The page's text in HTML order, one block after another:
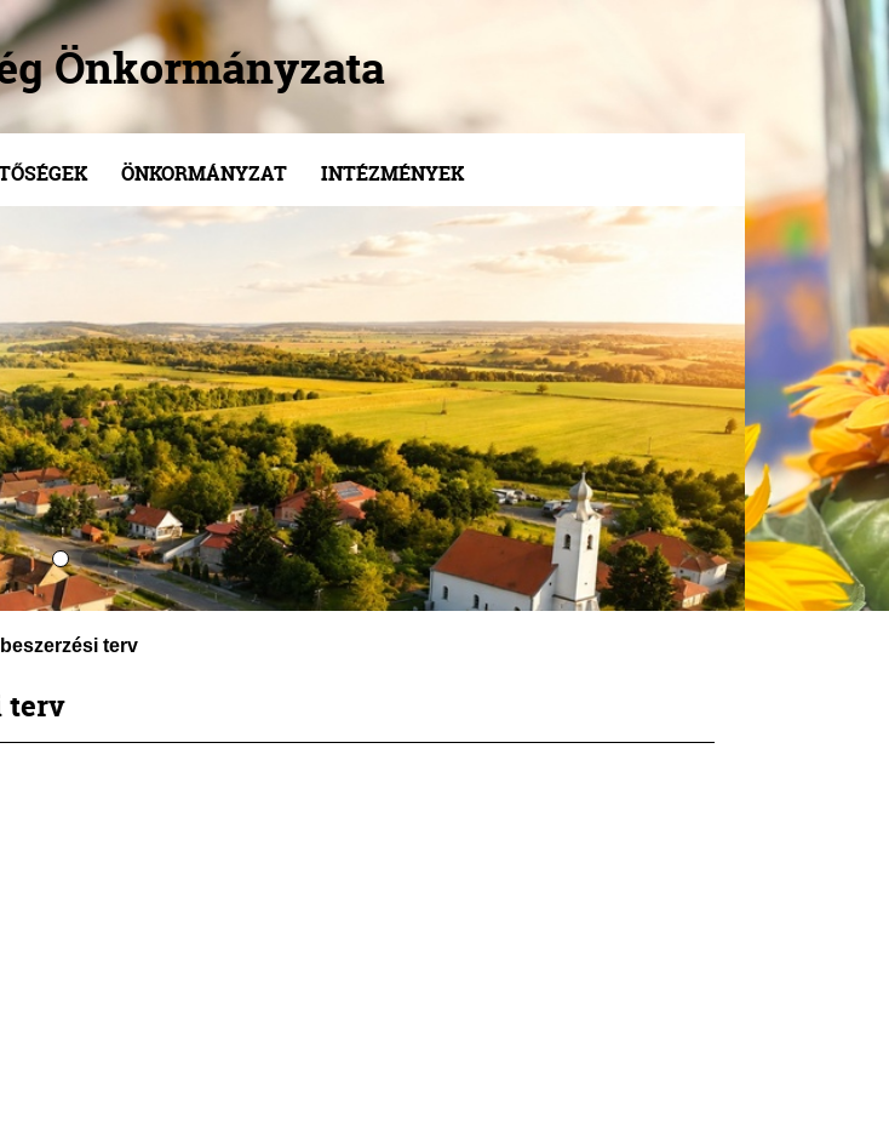
Önkormányzata
ÖNKORMÁNYZAT INTÉZMÉNYEK
terv
terv